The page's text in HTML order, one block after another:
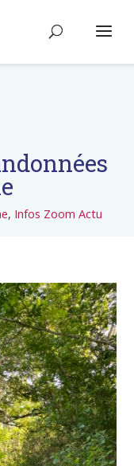
, Infos Zoom Actu